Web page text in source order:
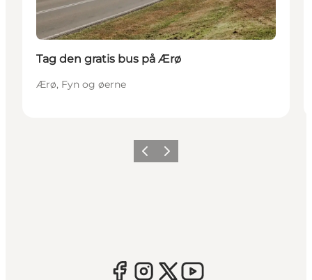
Tag den gratis bus på Ærø
Ærø, Fyn og øerne
ForrigeNæste